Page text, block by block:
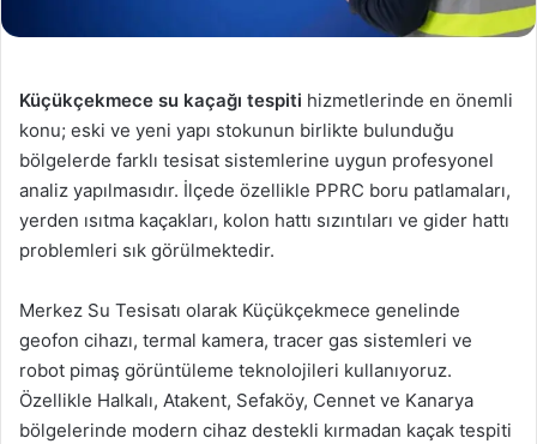
Küçükçekmece su kaçağı tespiti hizmetlerinde en önemli
konu; eski ve yeni yapı stokunun birlikte bulunduğu
bölgelerde farklı tesisat sistemlerine uygun profesyonel
analiz yapılmasıdır. İlçede özellikle PPRC boru patlamaları,
yerden ısıtma kaçakları, kolon hattı sızıntıları ve gider hattı
problemleri sık görülmektedir.
Merkez Su Tesisatı olarak Küçükçekmece genelinde
geofon cihazı, termal kamera, tracer gas sistemleri ve
robot pimaş görüntüleme teknolojileri kullanıyoruz.
Özellikle Halkalı, Atakent, Sefaköy, Cennet ve Kanarya
bölgelerinde modern cihaz destekli kırmadan kaçak tespiti